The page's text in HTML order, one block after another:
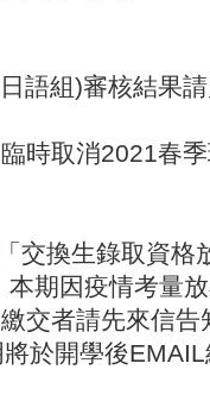
語組)審核結果
時取消2021春
交換生錄取資格
期因疫情考量
交者請先來信告
於開學後